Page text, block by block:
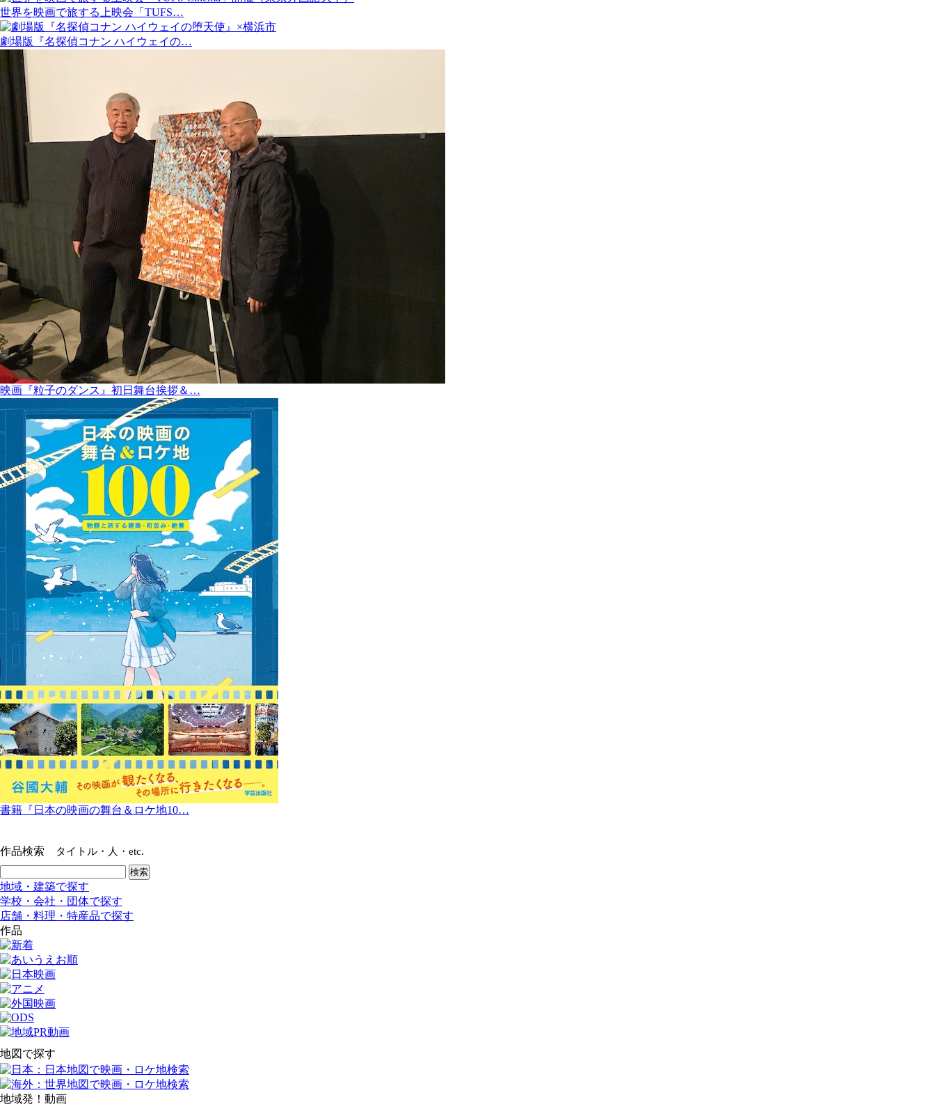
世界を映画で旅する上映会「TUFS…
劇場版『名探偵コナン ハイウェイの…
映画『粒子のダンス』初日舞台挨拶＆…
書籍『日本の映画の舞台＆ロケ地10…
作品検索 タイトル・人・etc.
地域・建築で探す
学校・会社・団体で探す
店舗・料理・特産品で探す
作品
地図で探す
地域発！動画